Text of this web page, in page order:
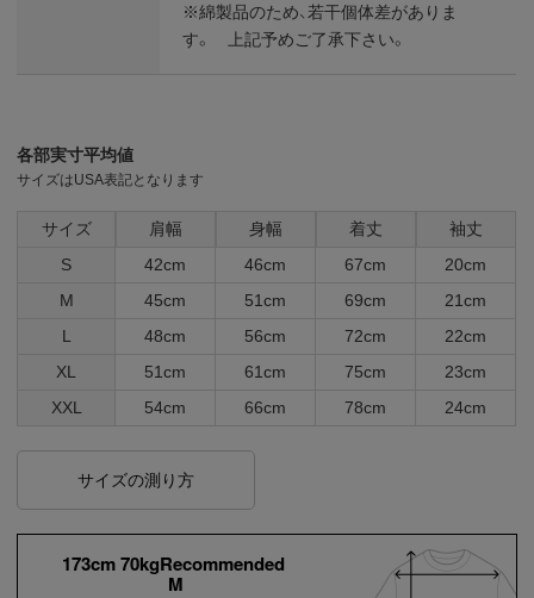
※綿製品のため、若干個体差がありま
す。 上記予めご了承下さい。
各部実寸平均値
サイズはUSA表記となります
サイズ 肩幅 身幅 着丈
袖丈
S
42cm 46cm 67cm
20cm
M
45cm 51cm 69cm
21cm
L
48cm 56cm 72cm
22cm
XL
51cm 61cm 75cm
23cm
XXL
54cm 66cm 78cm 24cm
サイズの測り方
173cm 70kgRecommended
M